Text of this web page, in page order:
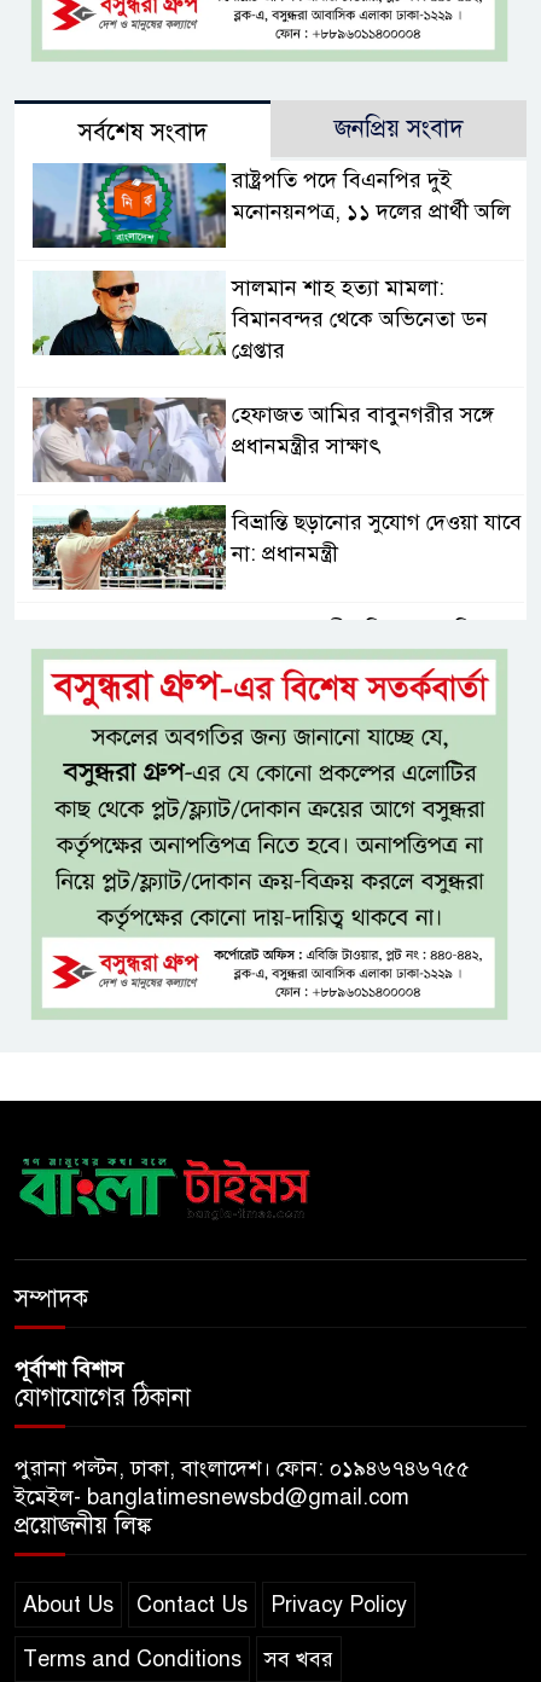
সর্বশেষ সংবাদ জনপ্রিয় সংবাদ
রাষ্ট্রপতি পদে বিএনপির দুই
মনোনয়নপত্র, ১১ দলের প্রার্থী অলি
সালমান শাহ হত্যা মামলা:
বিমানবন্দর থেকে অভিনেতা ডন
গ্রেপ্তার
হেফাজত আমির বাবুনগরীর সঙ্গে
প্রধানমন্ত্রীর সাক্ষাৎ
বিভ্রান্তি ছড়ানোর সুযোগ দেওয়া যাবে
না: প্রধানমন্ত্রী
অধিকার নিশ্চিত করতে হাইকোর্টের
রুল
জামায়াতের প্রদর্শনীতে মুক্তিযুদ্ধ
আছে, নেই জামায়াত
জঙ্গল ছেড়ে লোকালয়ে বিষধর সাপ,
খাদ্যসংকট ও সংকুচিত আবাসস্থলই
কি কারণ?
এসএসসি ও সমমানের ফল
সোমবার, জানা যাবে ৩ উপায়ে
একই খাটে মা-ছেলের লাশ, শিশুর
মৃত্যু
মাকে খুঁজতে এসে মিলল পলিথিনে
মোড়ানো মরদেহ, মেলেনি মাথা ও
সম্পাদক
পূর্বাশা বিশাস
যোগাযোগের ঠিকানা
পুরানা পল্টন, ঢাকা, বাংলাদেশ। ফোন: ০১৯৪৬৭৪৬৭৫৫
ইমেইল- banglatimesnewsbd@gmail.com
প্রয়োজনীয় লিঙ্ক
About Us Contact Us Privacy Policy
Terms and Conditions সব খবর